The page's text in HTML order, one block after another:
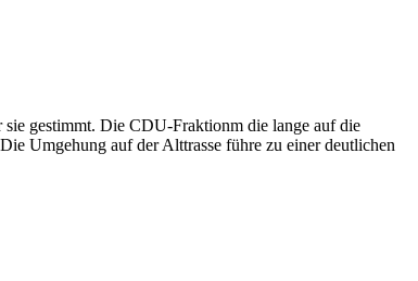
gestimmt. Die CDU-Fraktionm die lange auf die
Umgehung auf der Alttrasse führe zu einer deutlichen